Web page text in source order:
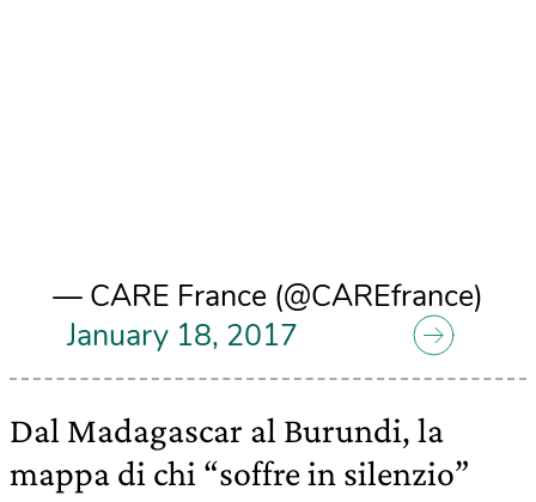
— CARE France (@CAREfrance)
January 18, 2017
Dal Madagascar al Burundi, la
mappa di chi “soffre in silenzio”